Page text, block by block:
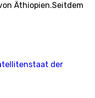
Äthiopien.Seitdem